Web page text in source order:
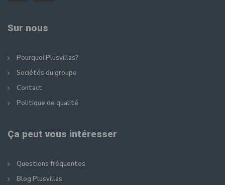
Sur nous
Pourquoi Plusvillas?
Sociétés du groupe
Contact
Politique de qualité
Ça peut vous intéresser
Questions fréquentes
Blog Plusvillas